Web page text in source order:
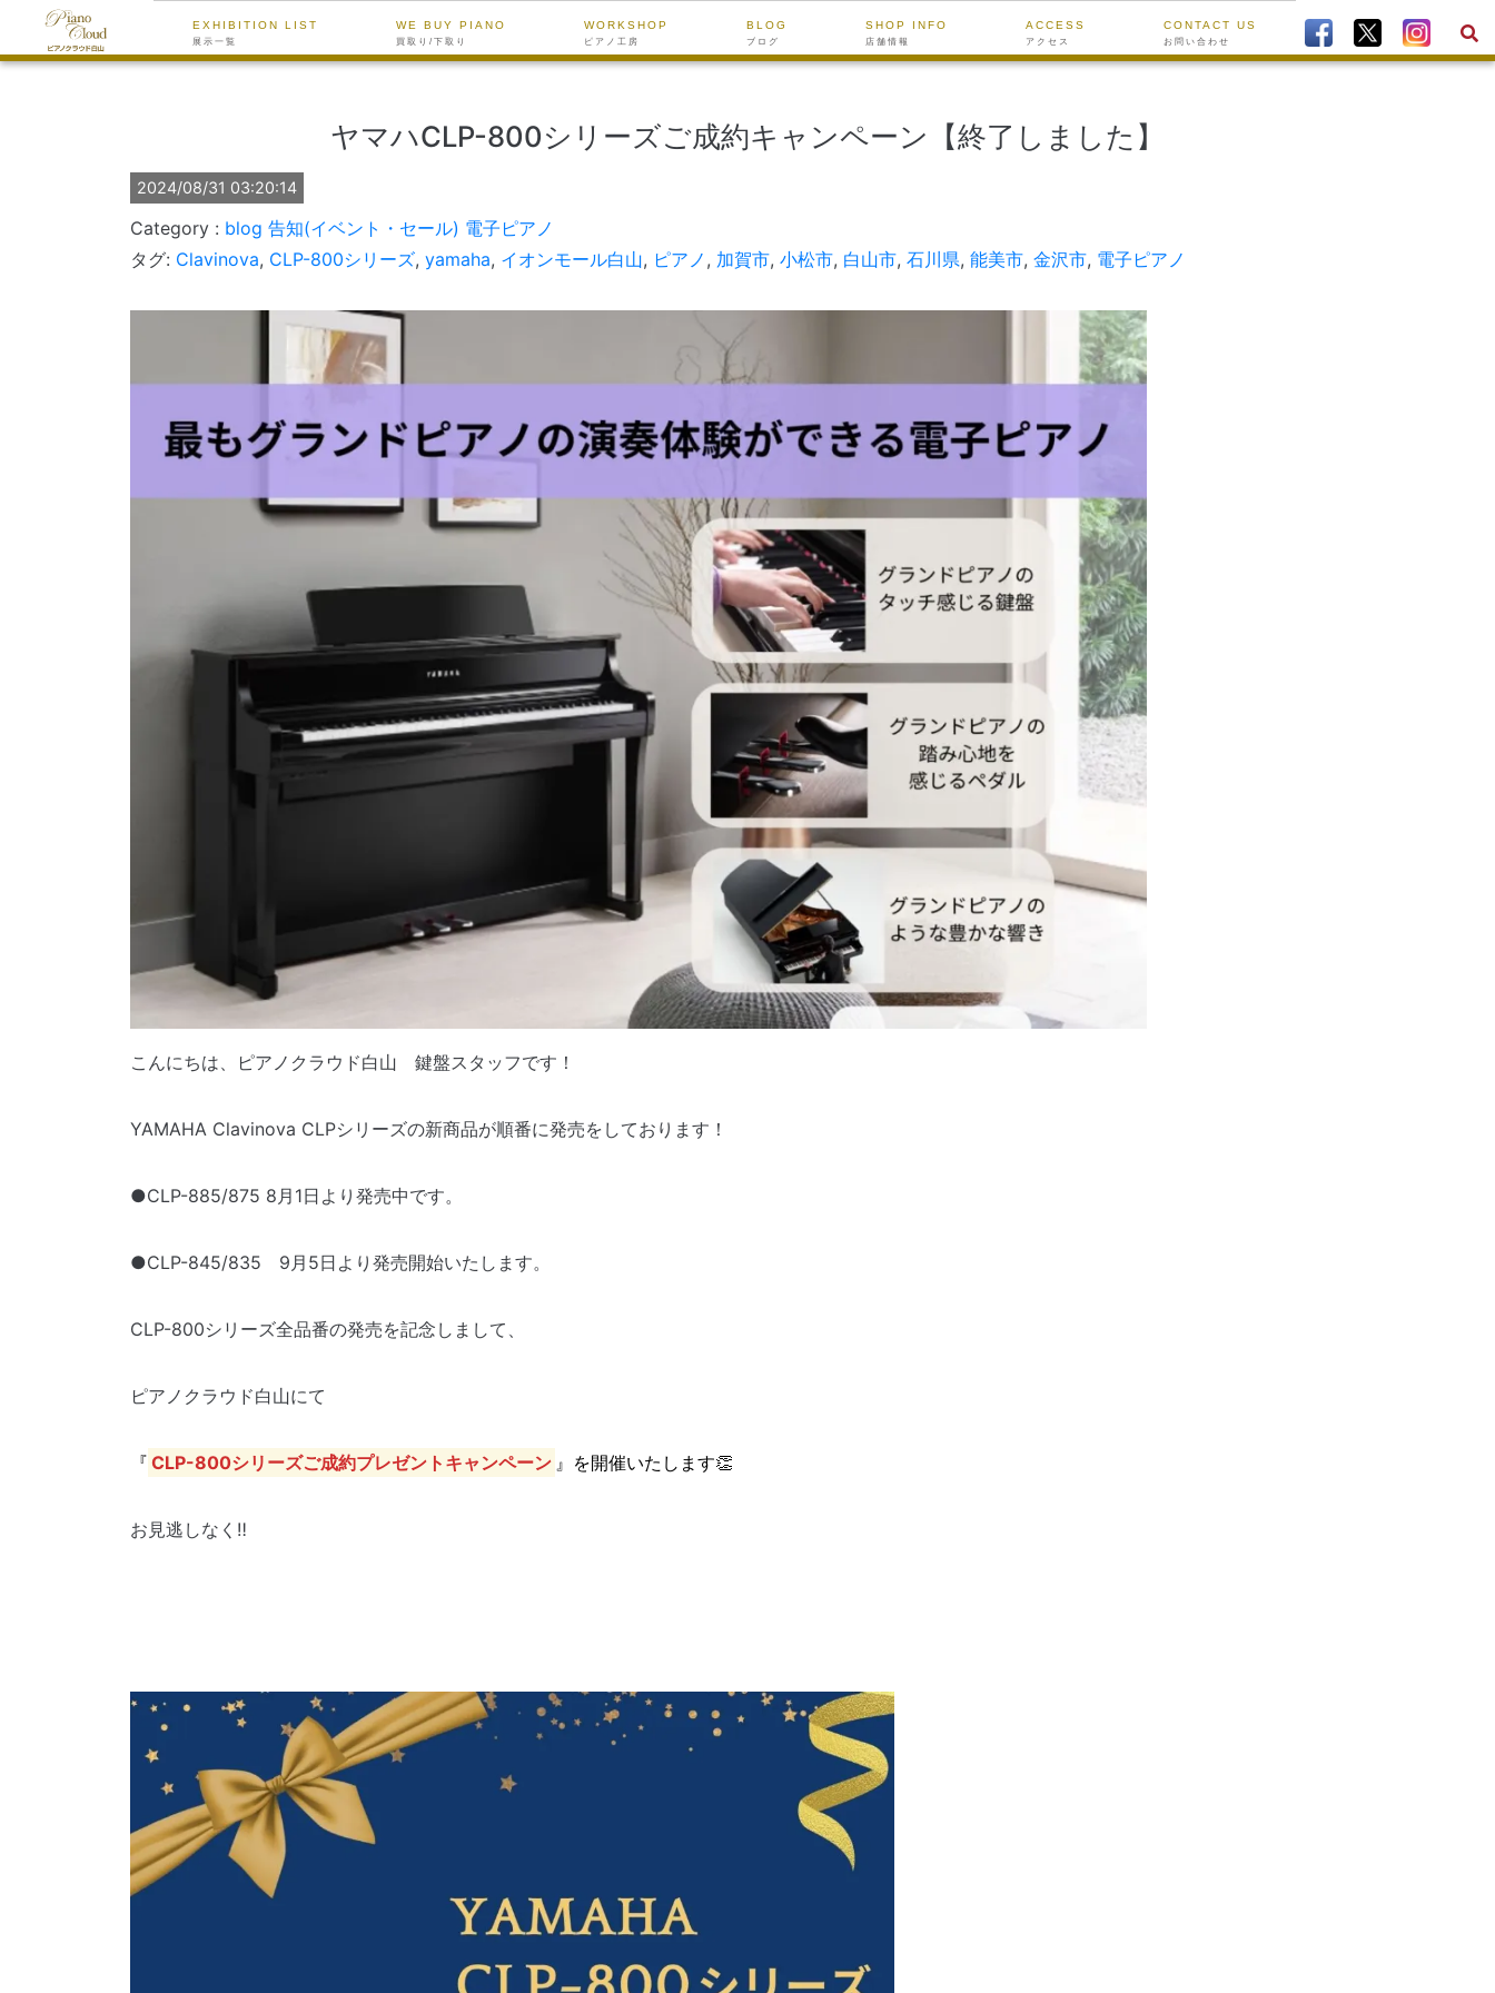
EXHIBITION LIST
展示一覧
WE BUY PIANO
買取り/下取り
WORKSHOP
ピアノ工房
BLOG
ブログ
SHOP INFO
店舗情報
ACCESS
アクセス
CONTACT US
お問い合わせ
ヤマハCLP-800シリーズご成約キャンペーン【終了しました】
2024/08/31 03:20:14
blog 告知(イベント・セール) 電子ピアノ
タグ: Clavinova, CLP-800シリーズ, yamaha, イオンモール白山, ピアノ , 加賀市, 小松市, 白山市, 石川県, 能美市, 金沢市, 電子ピアノ
こんにちは、ピアノクラウド白山 鍵盤スタッフです！
YAMAHA Clavinova CLPシリーズの新商品が順番に発売をしております！
●CLP-885/875 8月1日より発売中です。
●CLP-845/835 9月5日より発売開始いたします。
CLP-800シリーズ全品番の発売を記念しまして、
ピアノクラウド白山にて
『 CLP-800シリーズご成約プレゼントキャンペーン 』を開催いたします👏
お見逃しなく‼︎